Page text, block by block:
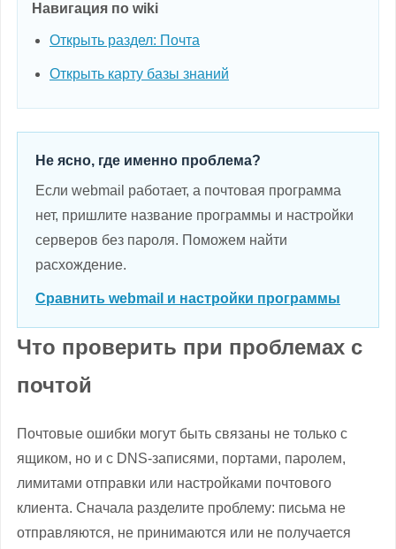
Навигация по wiki
Открыть раздел: Почта
Открыть карту базы знаний
Не ясно, где именно проблема?
Если webmail работает, а почтовая программа
нет, пришлите название программы и настройки
серверов без пароля. Поможем найти
расхождение.
Сравнить webmail и настройки программы
Что проверить при проблемах с
почтой
Почтовые ошибки могут быть связаны не только с
ящиком, но и с DNS-записями, портами, паролем,
лимитами отправки или настройками почтового
клиента. Сначала разделите проблему: письма не
отправляются, не принимаются или не получается